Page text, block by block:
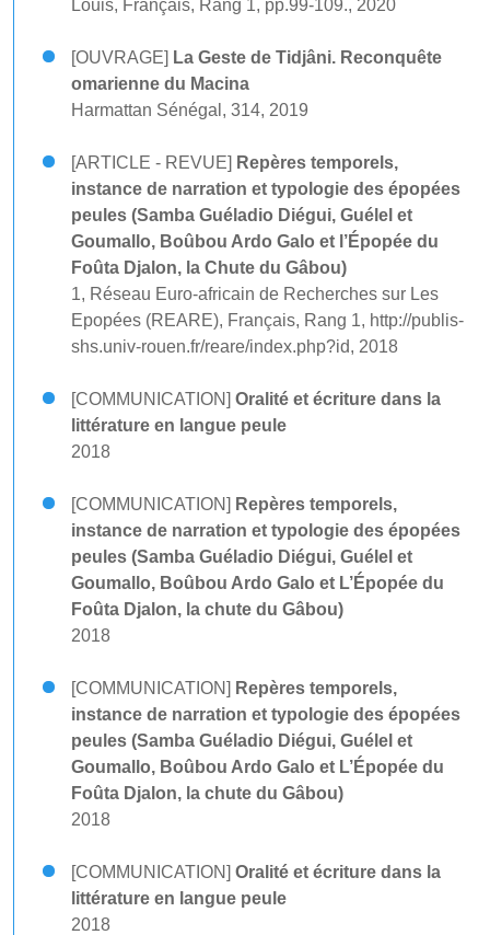
Louis, Français, Rang 1, pp.99-109., 2020
[OUVRAGE] La Geste de Tidjâni. Reconquête
omarienne du Macina
Harmattan Sénégal, 314, 2019
[ARTICLE - REVUE] Repères temporels,
instance de narration et typologie des épopées
peules (Samba Guéladio Diégui, Guélel et
Goumallo, Boûbou Ardo Galo et l’Épopée du
Foûta Djalon, la Chute du Gâbou)
1, Réseau Euro-africain de Recherches sur Les
Epopées (REARE), Français, Rang 1, http://publis-
shs.univ-rouen.fr/reare/index.php?id, 2018
[COMMUNICATION] Oralité et écriture dans la
littérature en langue peule
2018
[COMMUNICATION] Repères temporels,
instance de narration et typologie des épopées
peules (Samba Guéladio Diégui, Guélel et
Goumallo, Boûbou Ardo Galo et L’Épopée du
Foûta Djalon, la chute du Gâbou)
2018
[COMMUNICATION] Repères temporels,
instance de narration et typologie des épopées
peules (Samba Guéladio Diégui, Guélel et
Goumallo, Boûbou Ardo Galo et L’Épopée du
Foûta Djalon, la chute du Gâbou)
2018
[COMMUNICATION] Oralité et écriture dans la
littérature en langue peule
2018